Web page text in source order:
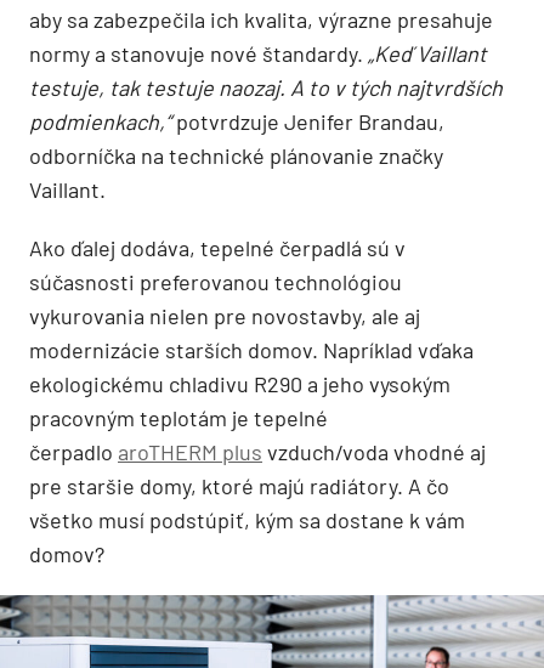
aby sa zabezpečila ich kvalita, výrazne presahuje
normy a stanovuje nové štandardy. „Keď Vaillant
testuje, tak testuje naozaj. A to v tých najtvrdších
podmienkach,“potvrdzuje Jenifer Brandau,
odborníčka na technické plánovanie značky
Vaillant.
Ako ďalej dodáva, tepelné čerpadlá sú v
súčasnosti preferovanou technológiou
vykurovania nielen pre novostavby, ale aj
modernizácie starších domov. Napríklad vďaka
ekologickému chladivu R290 a jeho vysokým
pracovným teplotám je tepelné
čerpadlo aroTHERM plus vzduch/voda vhodné aj
pre staršie domy, ktoré majú radiátory. A čo
všetko musí podstúpiť, kým sa dostane k vám
domov?